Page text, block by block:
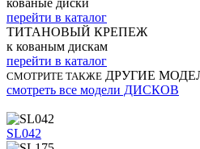
кованые диски
перейти в каталог
ТИТАНОВЫЙ КРЕПЕЖ
к кованым дискам
перейти в каталог
СМОТРИТЕ ТАКЖЕ ДРУГИЕ
смотреть все модели ДИСКОВ
SL042